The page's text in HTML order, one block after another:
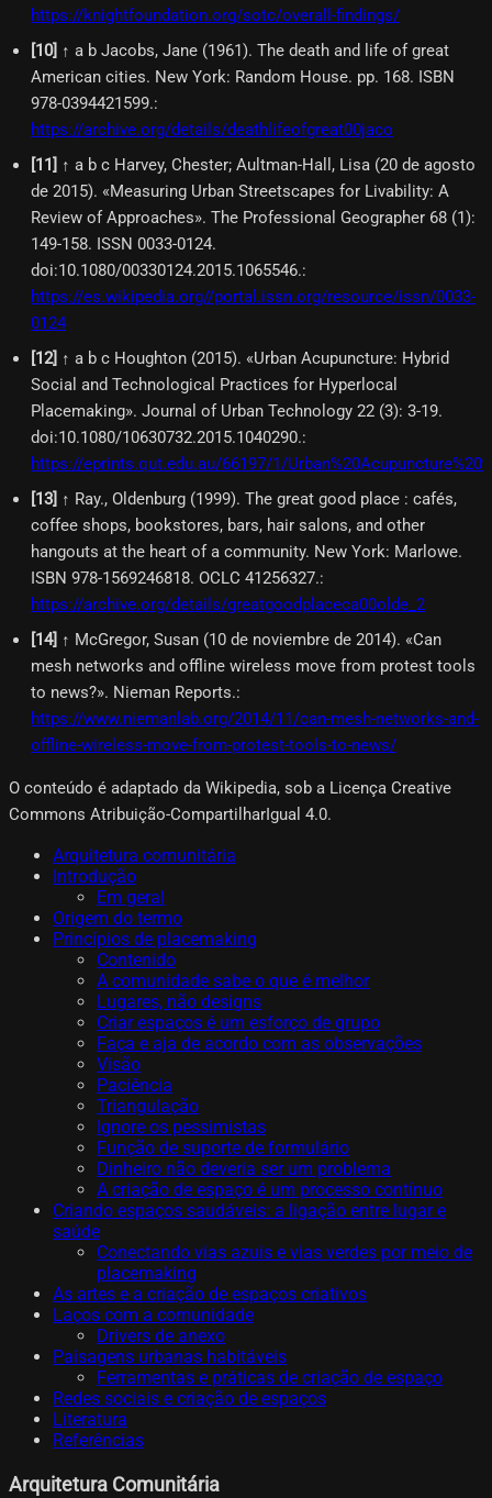
https://knightfoundation.org/sotc/overall-findings/
[10] ↑ a b Jacobs, Jane (1961). The death and life of great
American cities. New York: Random House. pp. 168. ISBN
978-0394421599.:
https://archive.org/details/deathlifeofgreat00jaco
[11] ↑ a b c Harvey, Chester; Aultman-Hall, Lisa (20 de agosto
de 2015). «Measuring Urban Streetscapes for Livability: A
Review of Approaches». The Professional Geographer 68 (1):
149-158. ISSN 0033-0124.
doi:10.1080/00330124.2015.1065546.:
https://es.wikipedia.org//portal.issn.org/resource/issn/0033-
0124
[12] ↑ a b c Houghton (2015). «Urban Acupuncture: Hybrid
Social and Technological Practices for Hyperlocal
Placemaking». Journal of Urban Technology 22 (3): 3-19.
doi:10.1080/10630732.2015.1040290.:
https://eprints.qut.edu.au/66197/1/
[13] ↑ Ray., Oldenburg (1999). The great good place : cafés,
coffee shops, bookstores, bars, hair salons, and other
hangouts at the heart of a community. New York: Marlowe.
ISBN 978-1569246818. OCLC 41256327.:
https://archive.org/details/greatgoodplaceca00olde_2
[14] ↑ McGregor, Susan (10 de noviembre de 2014). «Can
mesh networks and offline wireless move from protest tools
to news?». Nieman Reports.:
https://www.niemanlab.org/2014/11/can-mesh-networks-and-
offline-wireless-move-from-protest-tools-to-news/
O conteúdo é adaptado da Wikipedia, sob a Licença Creative
Commons Atribuição-CompartilharIgual 4.0.
Arquitetura comunitária
Introdução
Em geral
Origem do termo
Princípios de placemaking
Contenido
A comunidade sabe o que é melhor
Lugares, não designs
Criar espaços é um esforço de grupo
Faça e aja de acordo com as observações
Visão
Paciência
Triangulação
Ignore os pessimistas
Função de suporte de formulário
Dinheiro não deveria ser um problema
A criação de espaço é um processo contínuo
Criando espaços saudáveis: a ligação entre lugar e
saúde
Conectando vias azuis e vias verdes por meio de
placemaking
As artes e a criação de espaços criativos
Laços com a comunidade
Drivers de anexo
Paisagens urbanas habitáveis
Ferramentas e práticas de criação de espaço
Redes sociais e criação de espaços
Literatura
Referências
Arquitetura Comunitária